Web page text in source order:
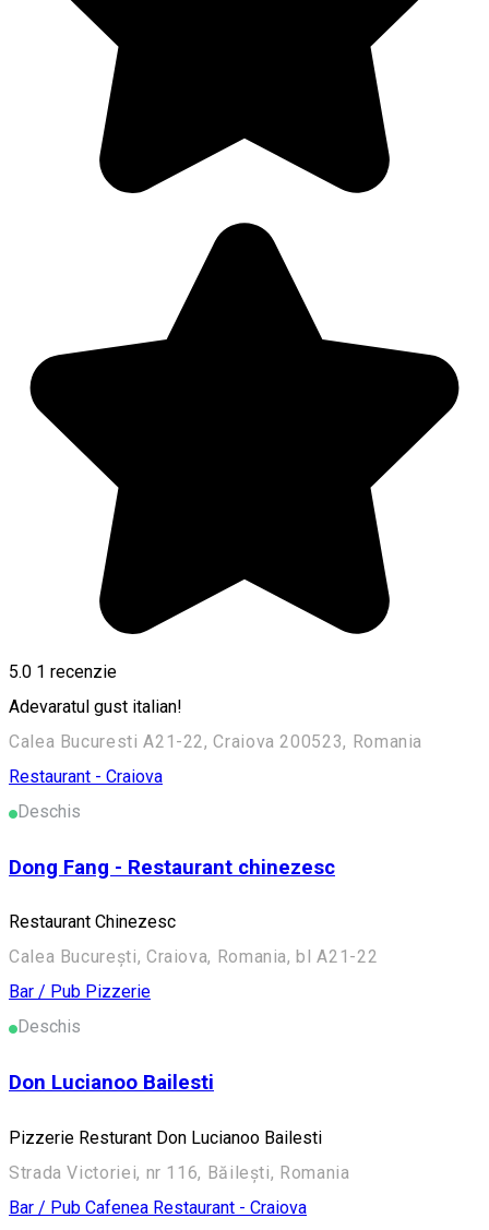
5.0 1 recenzie
Adevaratul gust italian!
Calea Bucuresti A21-22, Craiova 200523, Romania
Restaurant - Craiova
Deschis
Dong Fang - Restaurant chinezesc
Restaurant Chinezesc
Calea București, Craiova, Romania, bl A21-22
Bar / Pub Pizzerie
Deschis
Don Lucianoo Bailesti
Pizzerie Resturant Don Lucianoo Bailesti
Strada Victoriei, nr 116, Băilești, Romania
Bar / Pub Cafenea Restaurant - Craiova